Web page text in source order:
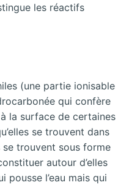
les réactifs
(une partie ionisable
qui confère
la surface de certaines
se trouvent dans
se trouvent sous forme
autour d’elles
pousse l’eau mais qui